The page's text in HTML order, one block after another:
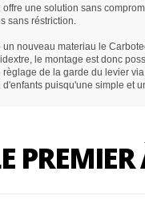
offre une solution sans
sans réstriction.
un nouveau materiau le
le montage est donc
règlage de la garde du levier
d'enfants puisqu'une simple et